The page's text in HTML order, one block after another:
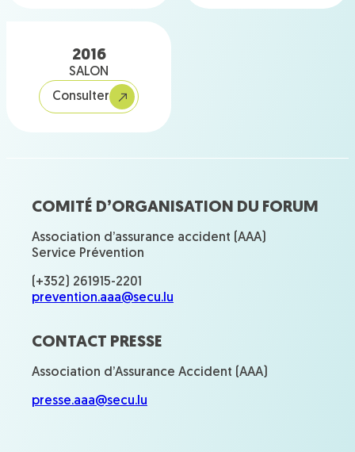
2016
SALON
Consulter
COMITÉ D’ORGANISATION DU FORUM
Association d’assurance accident (AAA)
Service Prévention
(+352) 261915-2201
prevention.aaa@secu.lu
CONTACT PRESSE
Association d’Assurance Accident (AAA)
presse.aaa@secu.lu